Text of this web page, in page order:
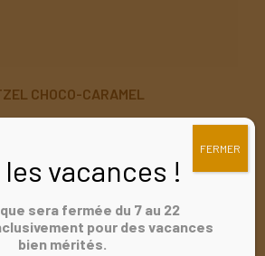
CHOCO-CARAMEL
croustillant enrobé de chocolat et de
vacances !
sera fermée du 7 au 22
pour des vacances
bien mérités.
FERMER